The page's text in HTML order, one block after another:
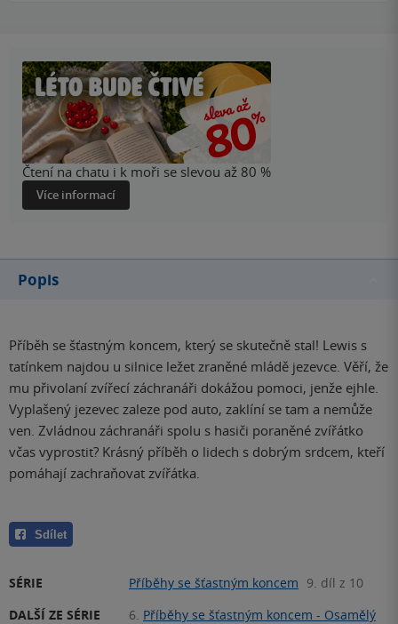
Čtení na chatu i k moři se slevou až 80 %
Více informací
Popis
Příběh se šťastným koncem, který se skutečně stal! Lewis s
tatínkem najdou u silnice ležet zraněné mládě jezevce. Věří, že
mu přivolaní zvířecí záchranáři dokážou pomoci, jenže ejhle.
Vyplašený jezevec zaleze pod auto, zaklíní se tam a nemůže
ven. Zvládnou záchranáři spolu s hasiči poraněné zvířátko
včas vyprostit? Krásný příběh o lidech s dobrým srdcem, kteří
pomáhají zachraňovat zvířátka.
Sdílet
SÉRIE Příběhy se šťastným koncem 9. díl z 10
DALŠÍ ZE SÉRIE
6. Příběhy se šťastným koncem - Osamělý